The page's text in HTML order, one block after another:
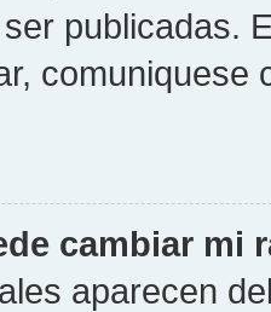
publicadas.
comuniquese
cambiar mi
aparecen